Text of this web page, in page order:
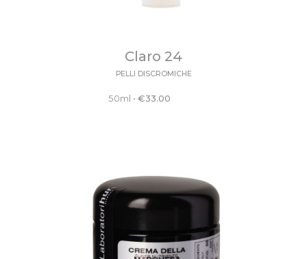
Claro 24
PELLI DISCROMICHE
50ml •€33.00